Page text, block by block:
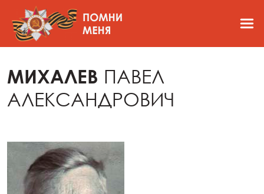
МИХАЛЕВ ПАВЕЛ
АЛЕКСАНДРОВИЧ